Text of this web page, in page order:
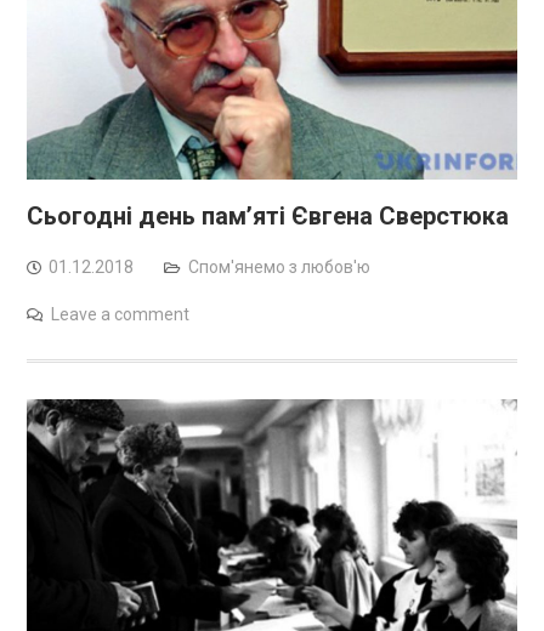
Сьогодні день пам’яті Євгена Сверстюка
01.12.2018 Спом'янемо з любов'ю
Leave a comment